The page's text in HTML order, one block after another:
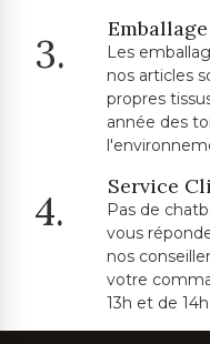
3.
Les
nos articles
propres
année des
4.
Service
Pas de
vous
nos
votre
13h et de